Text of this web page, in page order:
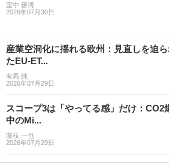
室中 善博
2026年07月30日
産業空洞化に揺れる欧州：見直しを迫
たEU-ET...
有馬 純
2026年07月29日
スコープ3は「やってる感」だけ：CO2
中のMi...
藤枝 一也
2026年07月29日